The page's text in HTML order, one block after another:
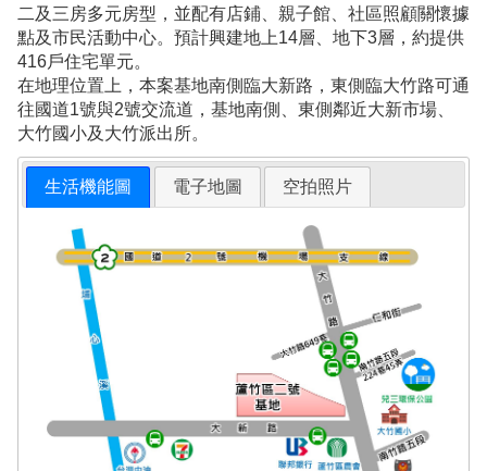
二及三房多元房型，並配有店鋪、親子館、社區照顧關懷據
點及市民活動中心。預計興建地上14層、地下3層，約提供
416戶住宅單元。
在地理位置上，本案基地南側臨大新路，東側臨大竹路可通
往國道1號與2號交流道，基地南側、東側鄰近大新市場、
大竹國小及大竹派出所。
生活機能圖 電子地圖 空拍照片